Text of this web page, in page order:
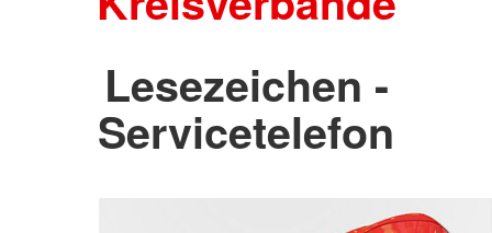
Lesezeichen -
Servicetelefon